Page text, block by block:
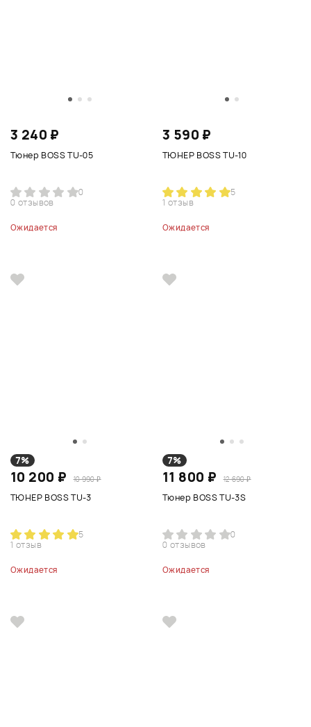
3 240 ₽
Тюнер BOSS TU-05
0
0 отзывов
Ожидается
3 590 ₽
ТЮНЕР BOSS TU-10
5
1 отзыв
Ожидается
7%
10 200 ₽ 10 990 ₽
ТЮНЕР BOSS TU-3
5
1 отзыв
Ожидается
7%
11 800 ₽ 12 690 ₽
Тюнер BOSS TU-3S
0
0 отзывов
Ожидается